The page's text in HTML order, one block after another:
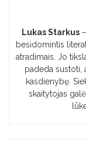
Lukas Starkus–
besidomintis
atradimais. Jo
padeda sustoti,
kasdienybę.
skaitytojas